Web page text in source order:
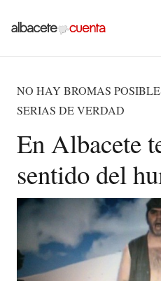
NO HAY BROMAS
SERIAS DE VERDAD
En Albacete
sentido del